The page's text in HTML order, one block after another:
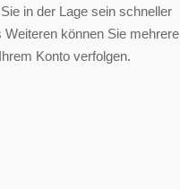
in der Lage sein schneller
können Sie mehrere
Konto verfolgen.